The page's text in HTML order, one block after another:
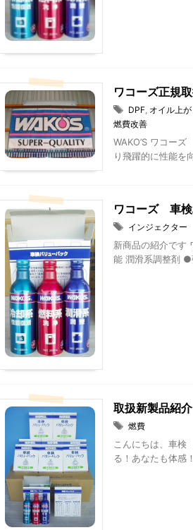
ワコーズ正規
DPF, オイル上が
燃費改善
WAKO’S ワコー
り飛躍的に性能
ワコーズ 車検
インジェクター
新商品の紹介です
能 潤滑系調整剤 ●
取扱新製品紹
燃費
こんにちは、車
る！あなたも体感